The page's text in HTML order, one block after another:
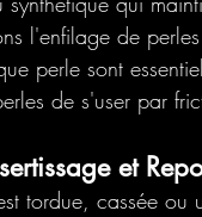
l'enfilage de
perle sont
de s'user par
et
tordue, cassée